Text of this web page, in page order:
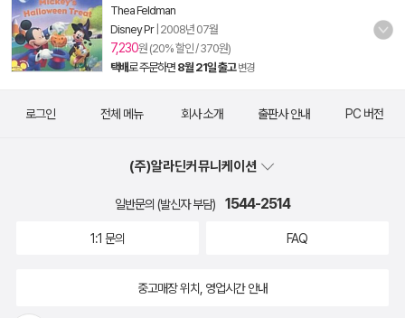
Thea Feldman
Disney Pr| 2008년 07월
7,230원 (20% 할인 / 370원)
택배로 주문하면 8월 21일 출고 변경
로그인 전체 메뉴 회사 소개 출판사 안내 PC 버전
(주)알라딘커뮤니케이션
일반문의 (발신자 부담) 1544-2514
1:1 문의 FAQ
중고매장 위치, 영업시간 안내